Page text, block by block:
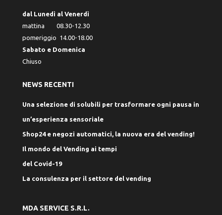
dal Lunedì al Venerdì
mattina 08.30-12.30
pomeriggio 14.00-18.00
Sabato e Domenica
Chiuso
NEWS RECENTI
Una selezione di solubili per trasformare ogni pausa in
un’esperienza sensoriale
Shop24 e negozi automatici, la nuova era del vending!
Il mondo del Vending ai tempi
del Covid-19
La consulenza per il settore del vending
MDA SERVICE S.R.L.